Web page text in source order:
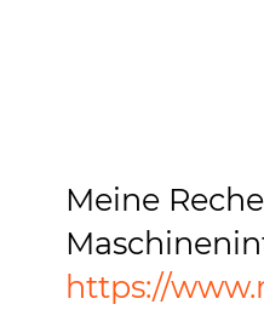
Meine
https://